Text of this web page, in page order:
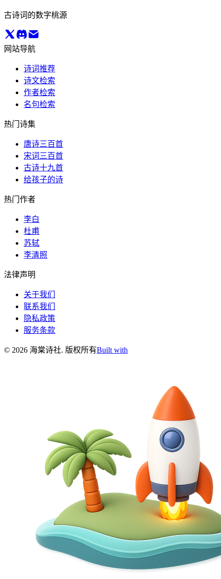
古诗词的数字桃源
网站导航
诗词推荐
诗文检索
作者检索
名句检索
热门诗集
唐诗三百首
宋词三百首
古诗十九首
给孩子的诗
热门作者
李白
杜甫
苏轼
李清照
法律声明
关于我们
联系我们
隐私政策
服务条款
© 2026 海棠诗社. 版权所有Built with